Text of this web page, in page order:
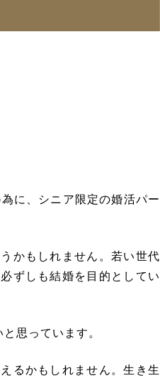
に、シニア限定の婚活パー
かもしれません。若い世代
ずしも結婚を目的としてい
思っています。
るかもしれません。生き生